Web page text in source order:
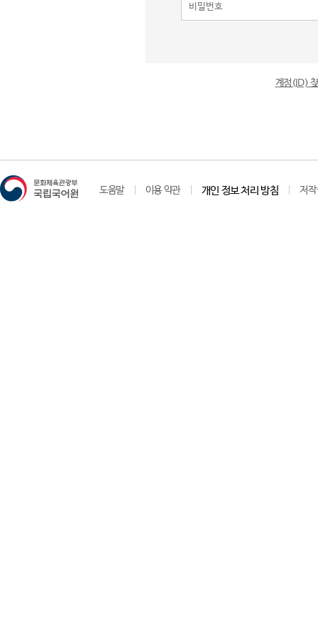
계정(ID)
도움말 이용 약관 개인 정보 처리 방침 저